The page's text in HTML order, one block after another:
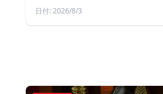
日付: 2026/8/3